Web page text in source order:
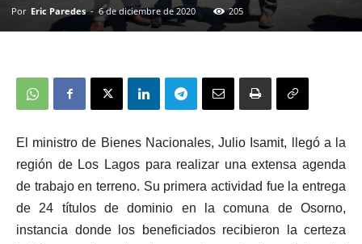
Por Eric Paredes - 6 de diciembre de 2020 205
El ministro de Bienes Nacionales, Julio Isamit, llegó a la
región de Los Lagos para realizar una extensa agenda
de trabajo en terreno. Su primera actividad fue la entrega
de 24 títulos de dominio en la comuna de Osorno,
instancia donde los beneficiados recibieron la certeza